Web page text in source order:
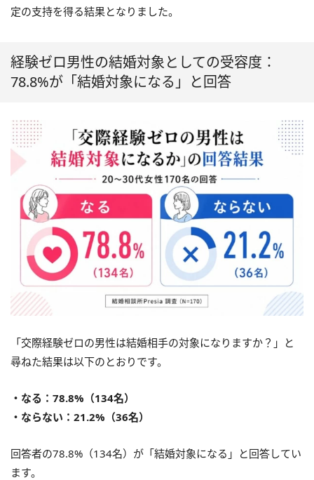
定の支持を得る結果となりました。
経験ゼロ男性の結婚対象としての受容度：
78.8%が「結婚対象になる」と回答
「交際経験ゼロの男性は結婚相手の対象になりますか？」と
尋ねた結果は以下のとおりです。
・なる：78.8%（134名）
・ならない：21.2%（36名）
回答者の78.8%（134名）が「結婚対象になる」と回答してい
ます。